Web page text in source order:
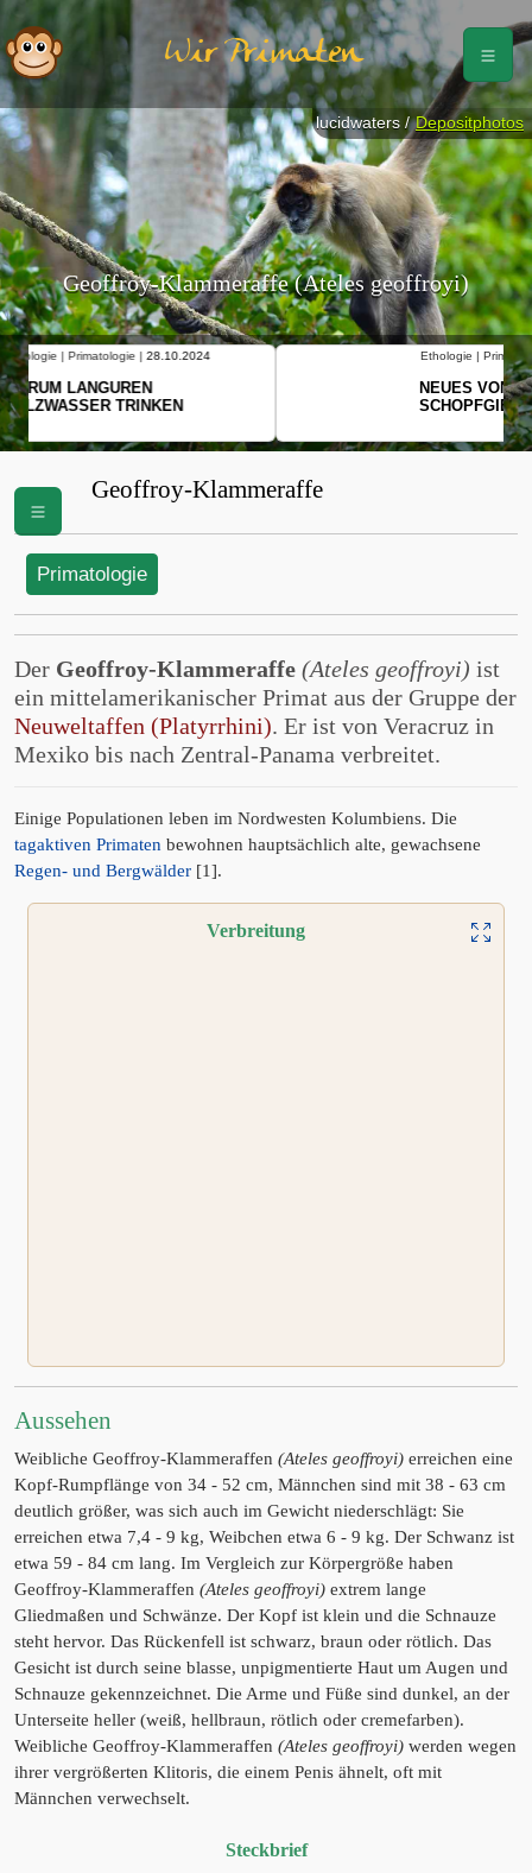
Wir Primaten
Geoffroy-Klammeraffe (Ateles geoffroyi)
Ethologie | Primatologie |
SCHOPFGIBBONS UND IHRER
lucidwaters / Depositphotos
Geoffroy-Klammeraffe
Primatologie
Der Geoffroy-Klammeraffe (Ateles geoffroyi) ist
ein mittelamerikanischer Primat aus der Gruppe der
Neuweltaffen (Platyrrhini). Er ist von Veracruz in
Mexiko bis nach Zentral-Panama verbreitet.
Einige Populationen leben im Nordwesten Kolumbiens. Die
tagaktiven Primaten bewohnen hauptsächlich alte, gewachsene
Regen- und Bergwälder [1].
Verbreitung
Aussehen
Weibliche Geoffroy-Klammeraffen (Ateles geoffroyi) erreichen eine
Kopf-Rumpflänge von 34 - 52 cm, Männchen sind mit 38 - 63 cm
deutlich größer, was sich auch im Gewicht niederschlägt: Sie
erreichen etwa 7,4 - 9 kg, Weibchen etwa 6 - 9 kg. Der Schwanz ist
etwa 59 - 84 cm lang. Im Vergleich zur Körpergröße haben
Geoffroy-Klammeraffen (Ateles geoffroyi) extrem lange
Gliedmaßen und Schwänze. Der Kopf ist klein und die Schnauze
steht hervor. Das Rückenfell ist schwarz, braun oder rötlich. Das
Gesicht ist durch seine blasse, unpigmentierte Haut um Augen und
Schnauze gekennzeichnet. Die Arme und Füße sind dunkel, an der
Unterseite heller (weiß, hellbraun, rötlich oder cremefarben).
Weibliche Geoffroy-Klammeraffen (Ateles geoffroyi) werden wegen
ihrer vergrößerten Klitoris, die einem Penis ähnelt, oft mit
Männchen verwechselt.
Steckbrief